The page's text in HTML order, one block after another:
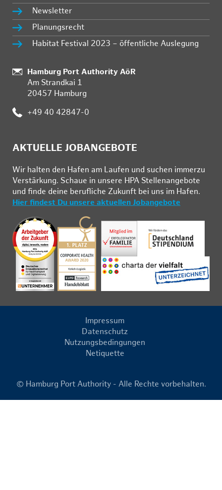
Newsletter
Planungsrecht
Habitat Festival 2023 – öffentliche Auslegung
Standort:
Hamburg Port Authority AöR
Am Strandkai 1
20457 Hamburg
Telefon:
+49 40 42847-0
AKTUELLE JOBANGEBOTE
Wir hal­ten den Ha­fen am Lau­fen und su­chen im­mer­zu
Ver­stär­kung. Schau­e in un­se­re HPA Stel­len­an­ge­bo­te
und fin­de deine be­ruf­li­che Zu­kunft bei uns im Ha­fen.
Hier findest Du unsere aktuellen Jobangebote
Impressum
Datenschutz
Nutzungsbedingungen
Netiquette
© Hamburg Port Authority - Alle Rechte vorbehalten.